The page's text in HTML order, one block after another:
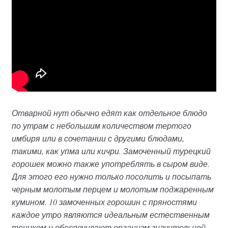
Отварной нут обычно едят как отдельное блюдо
по утрам с небольшим количеством тертого
имбиря или в сочетании с другими блюдами,
такими, как упма или кичри. Замоченный турецкий
горошек можно также употреблять в сыром виде.
Для этого его нужно только посолить и посыпать
черным молотым перцем и молотым поджаренным
кумином. 10 замоченных горошин с пряностями
каждое утро являются идеальным естественным